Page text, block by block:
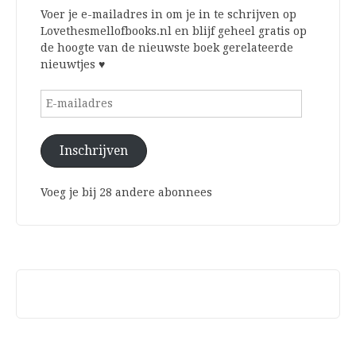
Voer je e-mailadres in om je in te schrijven op
Lovethesmellofbooks.nl en blijf geheel gratis op
de hoogte van de nieuwste boek gerelateerde
nieuwtjes ♥
E-
Inschrijven
Voeg je bij 28 andere abonnees